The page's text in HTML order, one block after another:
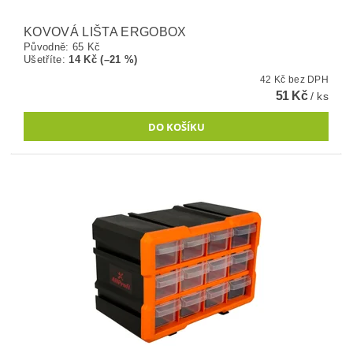
KOVOVÁ LIŠTA ERGOBOX
Původně: 65 Kč
Ušetříte:14 Kč (–21 %)
42 Kč bez DPH
51 Kč/ ks